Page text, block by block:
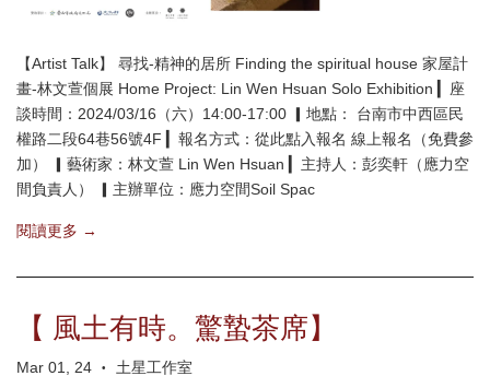
【Artist Talk】 尋找-精神的居所 Finding the spiritual house 家屋計
畫-林文萱個展 Home Project: Lin Wen Hsuan Solo Exhibition ▎座
談時間：2024/03/16（六）14:00-17:00 ▎地點： 台南市中西區民
權路二段64巷56號4F ▎報名方式：​從此點入報名​​​ 線上報名（免費參
加） ▎藝術家：林文萱 Lin Wen Hsuan ▎主持人：彭奕軒（應力空
間負責人） ▎主辦單位：應力空間Soil Spac
閱讀更多 →
【 風土有時。驚蟄茶席】
Mar 01, 24 • 土星工作室